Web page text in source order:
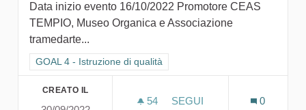
Data inizio evento 16/10/2022 Promotore CEAS
TEMPIO, Museo Organica e Associazione
tramedarte...
Filtra i risultati per categoria: GOAL 4 - Istruzione di qualità
GOAL 4 - Istruzione di qualità
CREATO IL
54 54 SOSTENITORI
SEGUI
0